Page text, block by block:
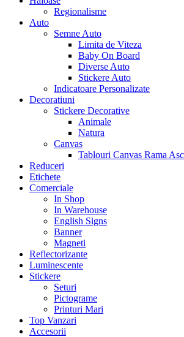
Regionalisme
Auto
Semne Auto
Limita de Viteza
Baby On Board
Diverse Auto
Stickere Auto
Indicatoare Personalizate
Decoratiuni
Stickere Decorative
Animale
Natura
Canvas
Tablouri Canvas Rama
Reduceri
Etichete
Comerciale
In Shop
In Warehouse
English Signs
Banner
Magneti
Reflectorizante
Luminescente
Stickere
Seturi
Pictograme
Printuri Mari
Top Vanzari
Accesorii